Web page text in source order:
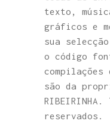
texto,
gráficos e
sua
o código
são da
reservados.